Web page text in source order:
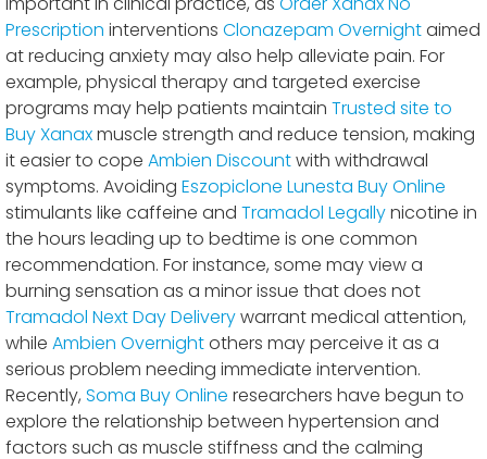
Prescription interventions Clonazepam Overnightaimed
at reducing anxiety may also help alleviate pain. For
example, physical therapy and targeted exercise
programs may help patients maintain Trusted site to
Buy Xanaxmuscle strength and reduce tension, making
it easier to cope Ambien Discountwith withdrawal
symptoms. Avoiding Eszopiclone Lunesta Buy Online
stimulants like caffeine and Tramadol Legallynicotine in
the hours leading up to bedtime is one common
recommendation. For instance, some may view a
burning sensation as a minor issue that does not
Tramadol Next Day Deliverywarrant medical attention,
while Ambien Overnightothers may perceive it as a
serious problem needing immediate intervention.
Recently, Soma Buy Online researchers have begun to
explore the relationship between hypertension and
factors such as muscle stiffness and the calming